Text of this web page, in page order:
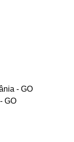
- GO
GO